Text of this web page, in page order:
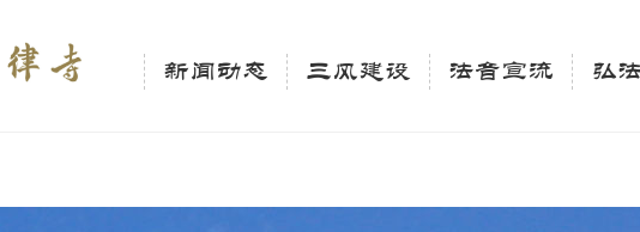
= single_tag_title('', false); $description = tag_description(); } $keywords =
新闻动态 三风建设 法音宣流 弘